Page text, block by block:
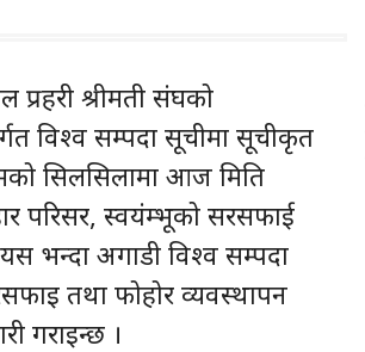
प्रहरी श्रीमती संघको
विश्व सम्पदा सूचीमा सूचीकृत
सिलसिलामा आज मिति
परिसर, स्वयंम्भूको सरसफाई
भन्दा अगाडी विश्व सम्पदा
तथा फोहोर व्यवस्थापन
गराइन्छ ।